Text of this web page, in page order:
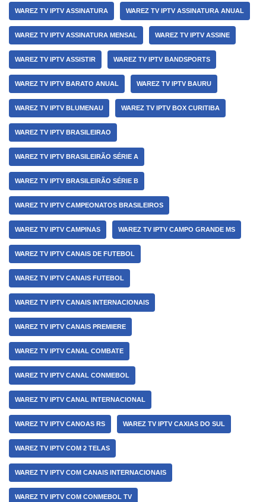
WAREZ TV IPTV ASSINATURA WAREZ TV IPTV ASSINATURA ANUAL
WAREZ TV IPTV ASSINATURA MENSAL WAREZ TV IPTV ASSINE
WAREZ TV IPTV ASSISTIR WAREZ TV IPTV BANDSPORTS
WAREZ TV IPTV BARATO ANUAL WAREZ TV IPTV BAURU
WAREZ TV IPTV BLUMENAU WAREZ TV IPTV BOX CURITIBA
WAREZ TV IPTV BRASILEIRAO
WAREZ TV IPTV BRASILEIRÃO SÉRIE A
WAREZ TV IPTV BRASILEIRÃO SÉRIE B
WAREZ TV IPTV CAMPEONATOS BRASILEIROS
WAREZ TV IPTV CAMPINAS WAREZ TV IPTV CAMPO GRANDE MS
WAREZ TV IPTV CANAIS DE FUTEBOL
WAREZ TV IPTV CANAIS FUTEBOL
WAREZ TV IPTV CANAIS INTERNACIONAIS
WAREZ TV IPTV CANAIS PREMIERE
WAREZ TV IPTV CANAL COMBATE
WAREZ TV IPTV CANAL CONMEBOL
WAREZ TV IPTV CANAL INTERNACIONAL
WAREZ TV IPTV CANOAS RS WAREZ TV IPTV CAXIAS DO SUL
WAREZ TV IPTV COM 2 TELAS
WAREZ TV IPTV COM CANAIS INTERNACIONAIS
WAREZ TV IPTV COM CONMEBOL TV